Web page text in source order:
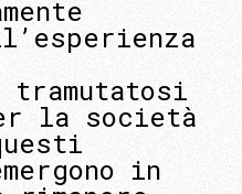
tramutatosi
la società
in